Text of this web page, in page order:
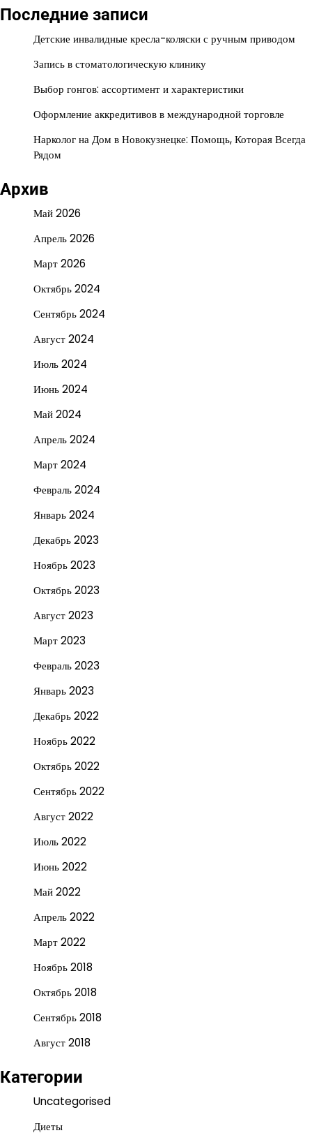
Последние записи
Детские инвалидные кресла-коляски с ручным приводом
Запись в стоматологическую клинику
Выбор гонгов: ассортимент и характеристики
Оформление аккредитивов в международной торговле
Нарколог на Дом в Новокузнецке: Помощь, Которая Всегда
Рядом
Архив
Май 2026
Апрель 2026
Март 2026
Октябрь 2024
Сентябрь 2024
Август 2024
Июль 2024
Июнь 2024
Май 2024
Апрель 2024
Март 2024
Февраль 2024
Январь 2024
Декабрь 2023
Ноябрь 2023
Октябрь 2023
Август 2023
Март 2023
Февраль 2023
Январь 2023
Декабрь 2022
Ноябрь 2022
Октябрь 2022
Сентябрь 2022
Август 2022
Июль 2022
Июнь 2022
Май 2022
Апрель 2022
Март 2022
Ноябрь 2018
Октябрь 2018
Сентябрь 2018
Август 2018
Категории
Uncategorised
Диеты